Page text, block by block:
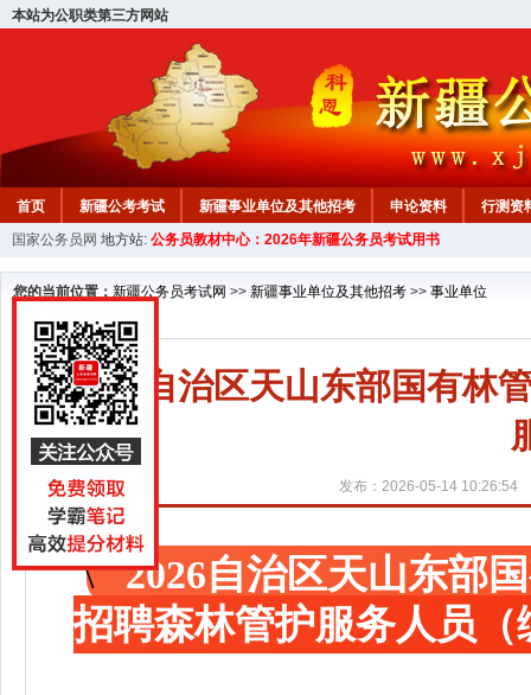
本站为公职类第三方网站
首页 新疆公考考试 新疆事业单位及其他招考 申论资料 行测资
新疆公务员行测试题 在线咨询 教材中心
国家公务员网 地方站: 公务员教材中心：2026年新疆公务员考试用书
您的当前位置： 新疆公务员考试网 >> 新疆事业单位及其他招考 >> 事业单位
2026自治区天山东部国有林
发布：2026-05-14 10:26:54
2026自治区天山东部
招聘森林管护服务人员